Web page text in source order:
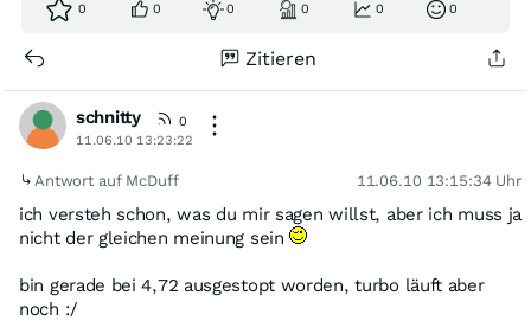
0 0 0 0 0 0
Zitieren
schnitty
0
11.06.10 13:23:22
Antwort auf McDuff 11.06.10 13:15:34 Uhr
ich versteh schon, was du mir sagen willst, aber ich muss ja
nicht der gleichen meinung sein
bin gerade bei 4,72 ausgestopt worden, turbo läuft aber
noch :/